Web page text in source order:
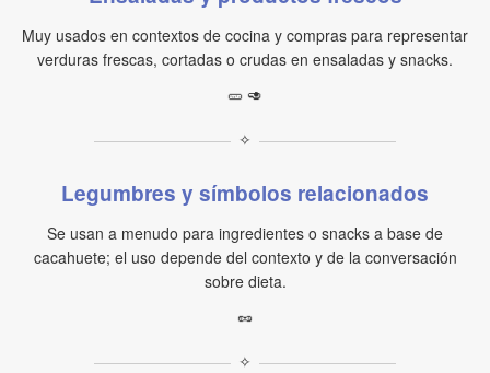
Muy usados en contextos de cocina y compras para representar
verduras frescas, cortadas o crudas en ensaladas y snacks.
🥒 🥑
✧
Legumbres y símbolos relacionados
Se usan a menudo para ingredientes o snacks a base de
cacahuete; el uso depende del contexto y de la conversación
sobre dieta.
🥜
✧